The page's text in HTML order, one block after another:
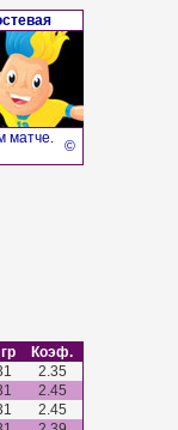
матче.
©
Коэф.
2.35
2.45
2.45